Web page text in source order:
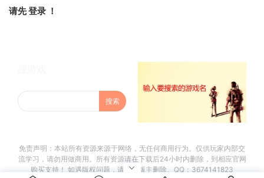
请先登录 ！
免责声明：本站所有资源来源于网络，无任何商用行为。仅供玩家内部交
流学习，请勿用做商用。所有资源请在下载后24小时内删除，到相应官网
购买支持！ 如遇版权问题，请联系版主删除。QQ：3674141823